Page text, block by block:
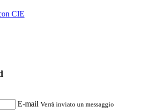
CIE
E-mail Verrà inviato un messaggio